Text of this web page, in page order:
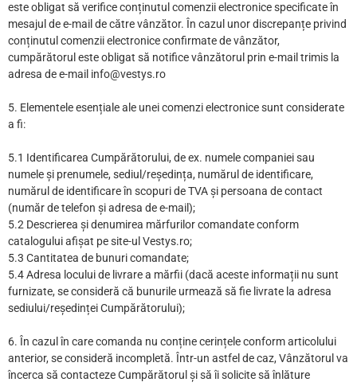
este obligat să verifice conținutul comenzii electronice specificate în
mesajul de e-mail de către vânzător. În cazul unor discrepanțe privind
conținutul comenzii electronice confirmate de vânzător,
cumpărătorul este obligat să notifice vânzătorul prin e-mail trimis la
adresa de e-mail info@vestys.ro
5. Elementele esențiale ale unei comenzi electronice sunt considerate
a fi:
5.1 Identificarea Cumpărătorului, de ex. numele companiei sau
numele și prenumele, sediul/reședința, numărul de identificare,
numărul de identificare în scopuri de TVA și persoana de contact
(număr de telefon și adresa de e-mail);
5.2 Descrierea și denumirea mărfurilor comandate conform
catalogului afișat pe site-ul Vestys.ro;
5.3 Cantitatea de bunuri comandate;
5.4 Adresa locului de livrare a mărfii (dacă aceste informații nu sunt
furnizate, se consideră că bunurile urmează să fie livrate la adresa
sediului/reședinței Cumpărătorului);
6. În cazul în care comanda nu conține cerințele conform articolului
anterior, se consideră incompletă. Într-un astfel de caz, Vânzătorul va
încerca să contacteze Cumpărătorul și să îi solicite să înlăture